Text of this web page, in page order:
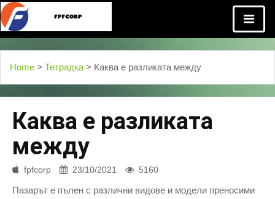
Home > Тетрадка > Каква е разликата между
Каква е разликата
между
fpfcorp 23/10/2021 5160
Пазарът е пълен с различни видове и модели преносими